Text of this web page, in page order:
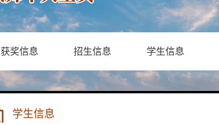
获奖信息 招生信息 学生信息
学生信息